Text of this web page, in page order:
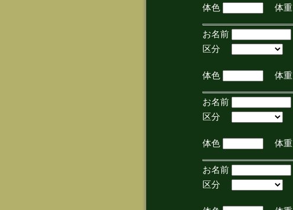
体色
体重
お名前
区分
(手
体色
体重
お名前
区分
(手
体色
体重
お名前
区分
(手